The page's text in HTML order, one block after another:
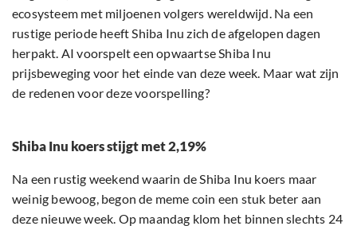
ecosysteem met miljoenen volgers wereldwijd. Na een
rustige periode heeft Shiba Inu zich de afgelopen dagen
herpakt. AI voorspelt een opwaartse Shiba Inu
prijsbeweging voor het einde van deze week. Maar wat zijn
de redenen voor deze voorspelling?
Shiba Inu koers stijgt met 2,19%
Na een rustig weekend waarin de Shiba Inu koers maar
weinig bewoog, begon de meme coin een stuk beter aan
deze nieuwe week. Op maandag klom het binnen slechts 24